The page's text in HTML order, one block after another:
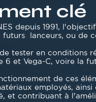
clé
depuis 1991,
lanceurs, ou de
tester en conditions
6 et Vega-C, voire la
de ces
employés,
et contribuant à